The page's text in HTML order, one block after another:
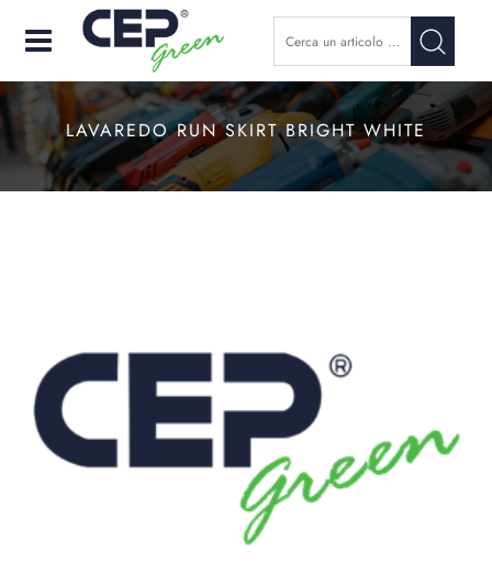
Open
LAVAREDO RUN SKIRT BRIGHT WHITE